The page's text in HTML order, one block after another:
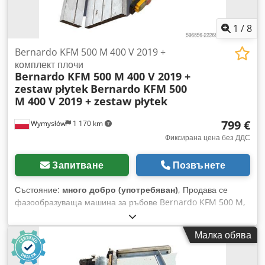
1 /8
Wymysłów 1 170 km
Bernardo KFM 500 M 400 V 2019 +
комплект плочи
Bernardo KFM 500 M 400 V 2019 +
zestaw płytek Bernardo KFM 500
M 400 V 2019 + zestaw płytek
799 €
Фиксирана цена без ДДС
Запитване Позвънете
Състояние: много добро (употребяван), Продава се
фазообразуваща машина за ръбове Bernardo KFM 500 M,
предназначена за прецизно фазообразуване и заглаждане
на детайли, изработени от стомана, неръждаема стомана,
алуминий и други метали. Уредът е идеален за подготовка
на детайли за заваряване, премахване на остри ръбове и
Малка обява